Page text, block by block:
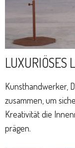
LUXURIÖSES
Kunsthandwerker,
zusammen, um
Kreativität die
prägen.